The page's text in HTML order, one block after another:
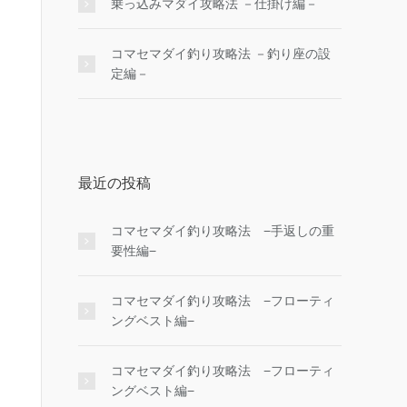
乗っ込みマダイ攻略法 －仕掛け編－
コマセマダイ釣り攻略法 －釣り座の設
定編－
最近の投稿
コマセマダイ釣り攻略法 −手返しの重
要性編−
コマセマダイ釣り攻略法 −フローティ
ングベスト編−
コマセマダイ釣り攻略法 −フローティ
ングベスト編−